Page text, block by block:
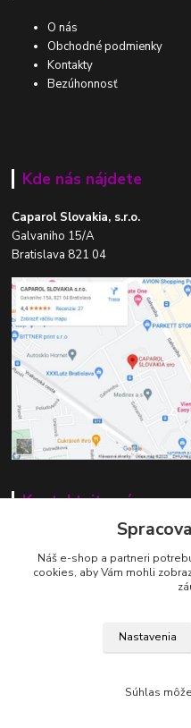
O nás
Obchodné podmienky
Kontakty
Bezúhonnosť
Kde nás nájdete
Caparol Slovakia, s.r.o.
Galvaniho 15/A
Bratislava 821 04
Kontaktujte nás
+421 907 640 191
pavla.urbankova@caparol.cz
Náš e-shop a partneri
cookies, aby Vám mohli
Nastavenia
Súhlas